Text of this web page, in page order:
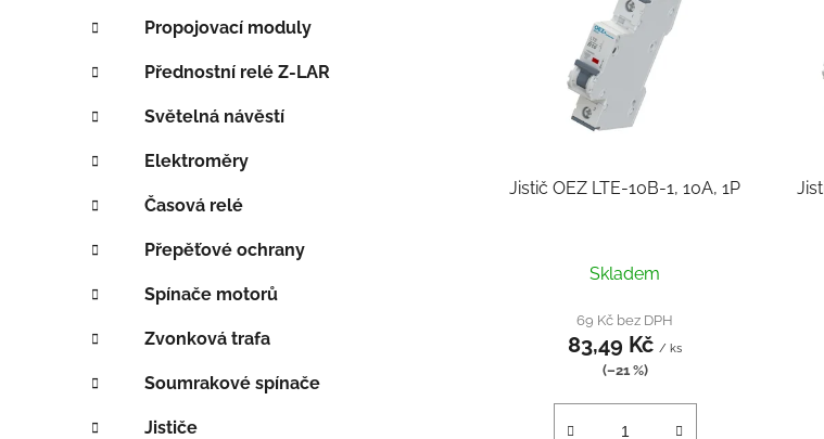
n
n
p
a
n
e
i
Propojovací moduly
Přednostní relé Z-LAR
Světelná návěstí
Elektroměry
Časová relé
Přepěťové ochrany
Spínače motorů
Zvonková trafa
Soumrakové spínače
Jističe
Jistič OEZ LTE-10B-1, 10A, 1P
Skladem
69 Kč bez DPH
83,49 Kč/ ks
(–21 %)